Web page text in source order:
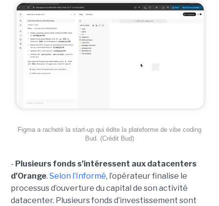
Figma a racheté la start-up qui édite la plateforme de vibe coding
Bud. (Crédit Bud)
- Plusieurs fonds s’intéressent aux datacenters
d’Orange. Selon l’Informé, l’opérateur finalise le
processus d’ouverture du capital de son activité
datacenter. Plusieurs fonds d’investissement sont